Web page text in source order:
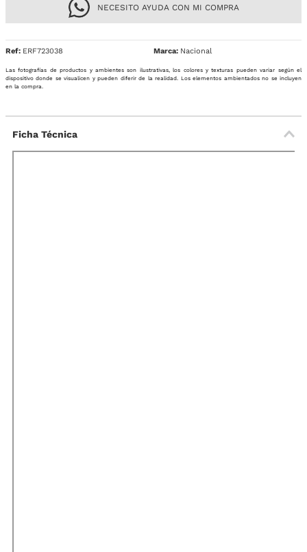
NECESITO AYUDA CON MI COMPRA
Ref: ERF723038 Nacional
Las fotografías de productos y ambientes son ilustrativas, los colores y texturas pueden variar según el
dispositivo donde se visualicen y pueden diferir de la realidad. Los elementos ambientados no se incluyen
en la compra.
Ficha Técnica